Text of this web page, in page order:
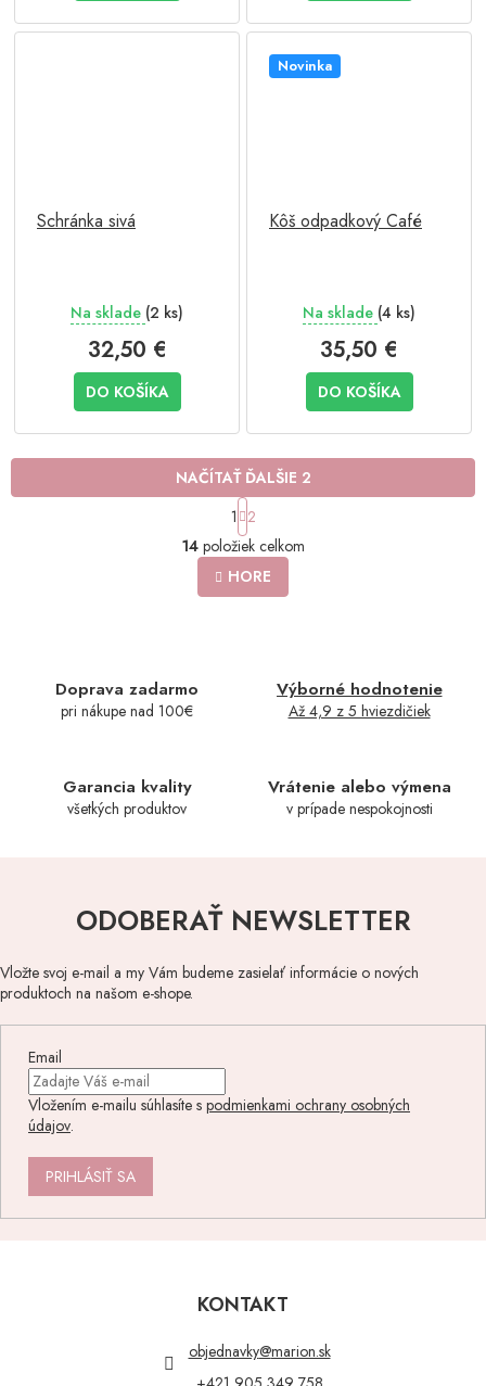
Schránka sivá
Na sklade (2 ks)
32,50 €
DO KOŠÍKA
Novinka
Kôš odpadkový Café
Na sklade (4 ks)
35,50 €
DO KOŠÍKA
O
v
l
á
s
u
NAČÍTAŤ ĎALŠIE 2
S
t
r
á
n
k
1 2
14položiek celkom
HORE
Doprava zadarmo
pri nákupe nad 100€
Výborné hodnotenie
Až 4,9 z 5 hviezdičiek
Garancia kvality
všetkých produktov
Vrátenie alebo výmena
v prípade nespokojnosti
ODOBERAŤ NEWSLETTER
Vložte svoj e-mail a my Vám budeme zasielať informácie o nových
produktoch na našom e-shope.
Email
Vložením e-mailu súhlasíte s podmienkami ochrany osobných
údajov.
PRIHLÁSIŤ SA
KONTAKT
objednavky@marion.sk